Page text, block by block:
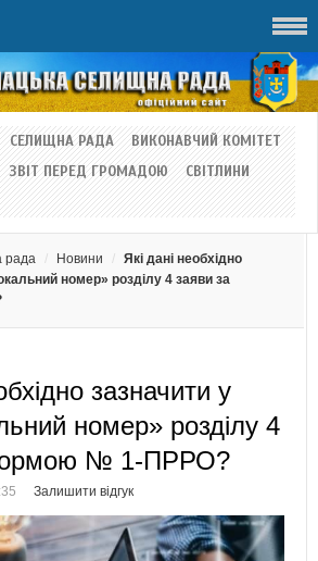
СЕЛИЩНА РАДА
ВИКОНАВЧИЙ КОМІТЕТ
ЗВІТ ПЕРЕД ГРОМАДОЮ
СВІТЛИНИ
рада Новини
Які дані необхідно
номер» розділу 4 заяви за
зазначити у
номер» розділу 4
№ 1-ПРРО?
Залишити відгук